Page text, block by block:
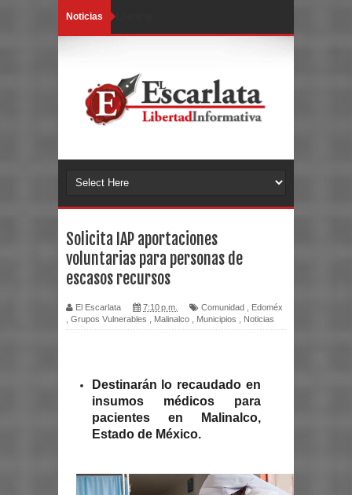
Noticias
Solicita IAP aportaciones
voluntarias para personas de
escasos recursos
El Escarlata 7:10 p.m. Comunidad
Edoméx
Grupos Vulnerables Malinalco Municipios Noticias
Destinarán lo recaudado en
insumos médicos para
pacientes en Malinalco,
Estado de México.